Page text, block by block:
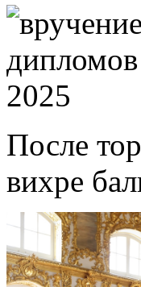
После
вихре